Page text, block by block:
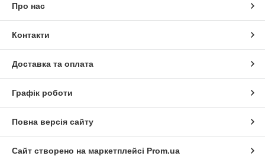
Про нас
Контакти
Доставка та оплата
Графік роботи
Повна версія сайту
Сайт створено на маркетплейсі Prom.ua